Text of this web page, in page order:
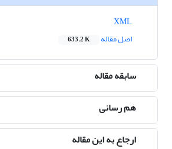
اصل مقاله
633.2 K
سابقه مقاله
هم رسانی
ارجاع به این مقاله